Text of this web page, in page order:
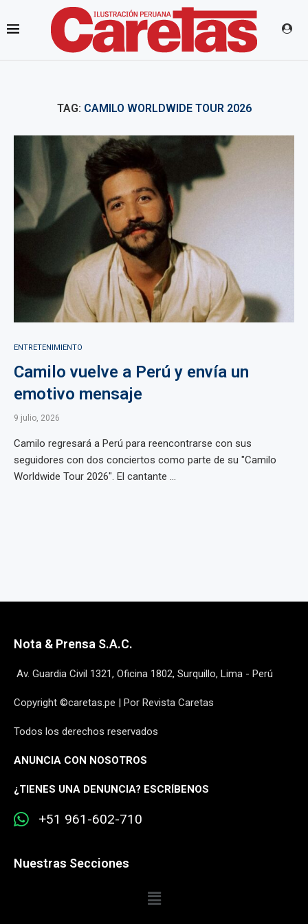
TAG: CAMILO WORLDWIDE TOUR 2026
ENTRETENIMIENTO
Camilo vuelve a Perú y envía un
emotivo mensaje
9 julio, 2026
Camilo regresará a Perú para reencontrarse con sus
seguidores con dos conciertos como parte de su "Camilo
Worldwide Tour 2026". El cantante ...
Nota & Prensa S.A.C.
Av. Guardia Civil 1321, Oficina 1802, Surquillo, Lima - Perú
Copyright ©caretas.pe | Por Revista Caretas
Todos los derechos reservados
ANUNCIA CON NOSOTROS
¿TIENES UNA DENUNCIA? ESCRÍBENOS
+51 961-602-710
Nuestras Secciones